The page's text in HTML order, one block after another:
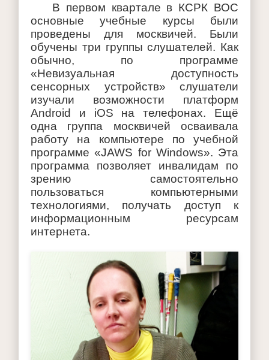
В первом квартале в КСРК ВОС
основные учебные курсы были
проведены для москвичей. Были
обучены три группы слушателей. Как
обычно, по программе
«Невизуальная доступность
сенсорных устройств» слушатели
изучали возможности платформ
Android и iOS на телефонах. Ещё
одна группа москвичей осваивала
работу на компьютере по учебной
программе «JAWS for Windows». Эта
программа позволяет инвалидам по
зрению самостоятельно
пользоваться компьютерными
технологиями, получать доступ к
информационным ресурсам
интернета.